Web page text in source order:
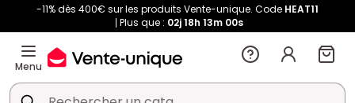
-11% dès 400€ sur les produits Vente-unique. Code HEAT11
Plus que : 02j 18h 13m 00s
Menu